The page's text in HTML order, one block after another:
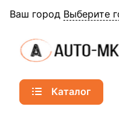
Ваш город Выберите
Каталог